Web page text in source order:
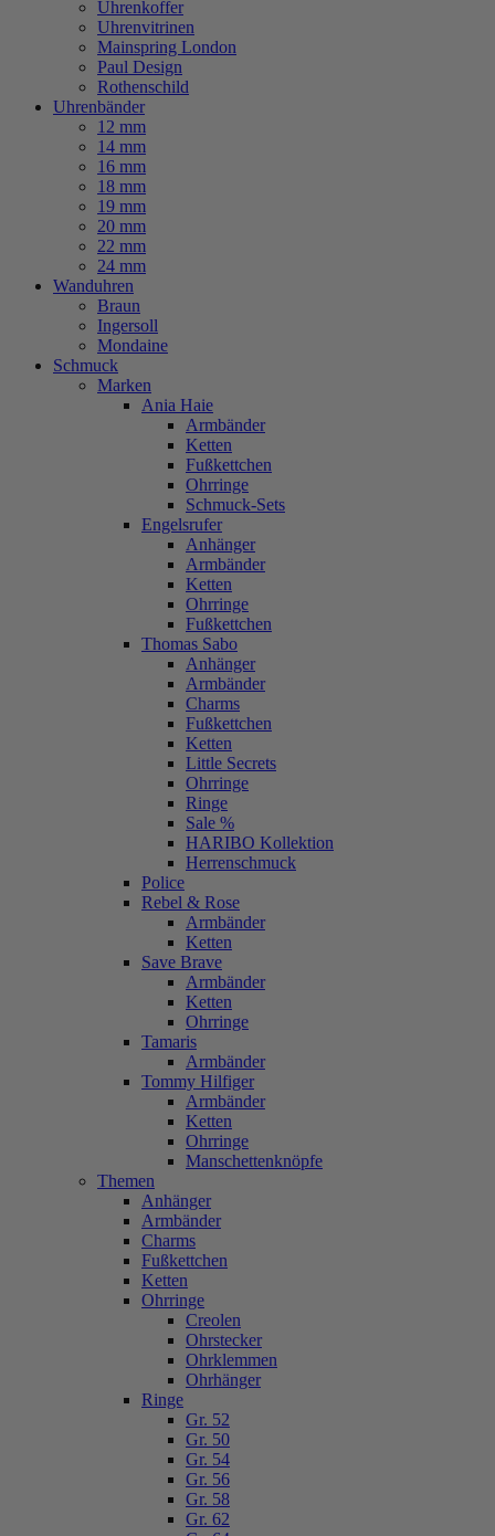
Uhrenkoffer
Uhrenvitrinen
Mainspring London
Paul Design
Rothenschild
Uhrenbänder
12 mm
14 mm
16 mm
18 mm
19 mm
20 mm
22 mm
24 mm
Wanduhren
Braun
Ingersoll
Mondaine
Schmuck
Marken
Ania Haie
Armbänder
Ketten
Fußkettchen
Ohrringe
Schmuck-Sets
Engelsrufer
Anhänger
Armbänder
Ketten
Ohrringe
Fußkettchen
Thomas Sabo
Anhänger
Armbänder
Charms
Fußkettchen
Ketten
Little Secrets
Ohrringe
Ringe
Sale %
HARIBO Kollektion
Herrenschmuck
Police
Rebel & Rose
Armbänder
Ketten
Save Brave
Armbänder
Ketten
Ohrringe
Tamaris
Armbänder
Tommy Hilfiger
Armbänder
Ketten
Ohrringe
Manschettenknöpfe
Themen
Anhänger
Armbänder
Charms
Fußkettchen
Ketten
Ohrringe
Creolen
Ohrstecker
Ohrklemmen
Ohrhänger
Ringe
Gr. 52
Gr. 50
Gr. 54
Gr. 56
Gr. 58
Gr. 62